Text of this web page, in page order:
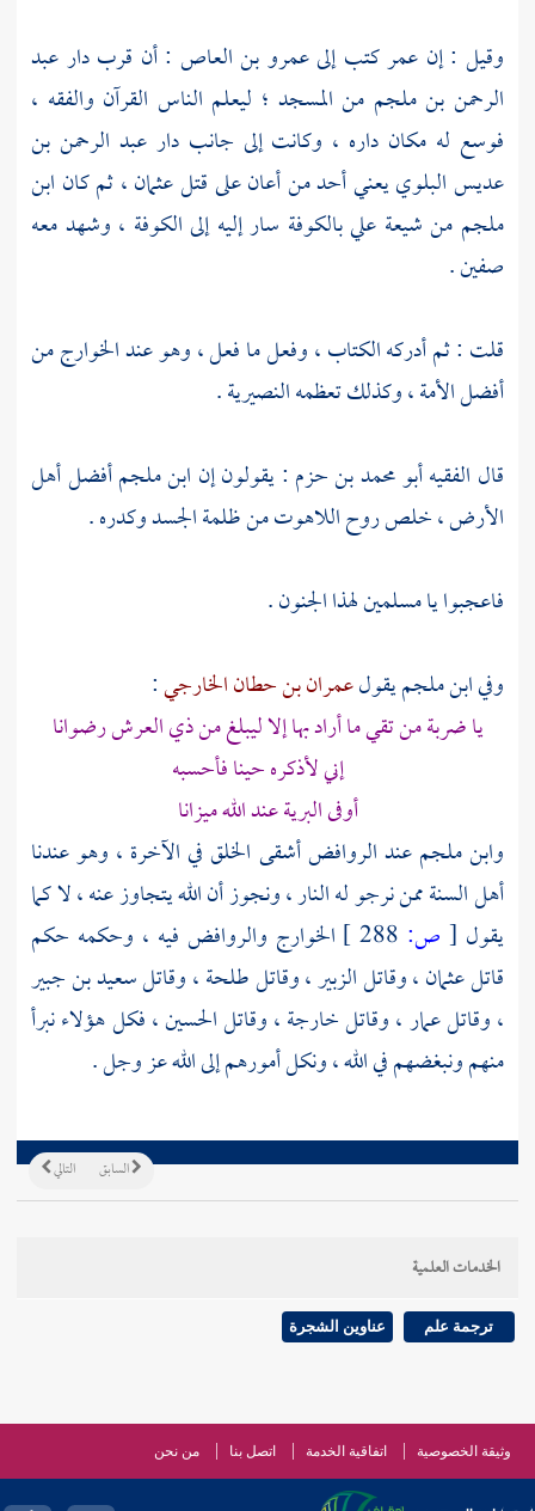
وقيل : إن عمركتب إلىعمرو بن العاص : أن قرب دارعبد
الرحمن بن ملجم من المسجد ؛ ليعلم الناس القرآن والفقه ،
فوسع له مكان داره ، وكانت إلى جانب دار عبد الرحمن بن
عديس البلوييعني أحد من أعان على قتلعثمان، ثم كان ابن
ملجم من شيعة عليبالكوفة سار إليه إلىالكوفة ، وشهد معه
صفين.
قلت : ثم أدركه الكتاب ، وفعل ما فعل ، وهو عندالخوارجمن
أفضل الأمة ، وكذلك تعظمهالنصيرية.
قال الفقيهأبو محمد بن حزم : يقولون إن ابن ملجمأفضل أهل
الأرض ، خلص روح اللاهوت من ظلمة الجسد وكدره .
فاعجبوا يا مسلمين لهذا الجنون .
وفيابن ملجميقولعمران بن حطان الخارجي:
يا ضربة من تقي ما أراد بها إلا ليبلغ من ذي العرش رضوانا
إني لأذكره حينا فأحسبه
أوفى البرية عند الله ميزانا
وابن ملجمعندالروافضأشقى الخلق في الآخرة ، وهو عندنا
أهل السنة ممن نرجو له النار ، ونجوز أن الله يتجاوز عنه ، لا كما
يقول [ ص: الخوارج والروافض فيه ، وحكمه حكم
قاتلعثمان، وقاتلالزبير، وقاتلطلحة، وقاتلسعيد بن جبير
، وقاتلعمار، وقاتلخارجة، وقاتلالحسين، فكل هؤلاء نبرأ
منهم ونبغضهم في الله ، ونكل أمورهم إلى الله عز وجل .
التالي السابق
الخدمات العلمية
ترجمة علم عناوين الشجرة
وثيقة الخصوصية اتفاقية الخدمة اتصل بنا من نحن